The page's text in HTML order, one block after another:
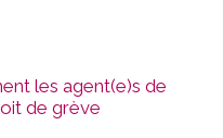
les agent(e)s de
de grève